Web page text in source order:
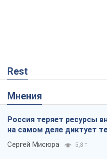
Rest
Мнения
Россия теряет ресурсы
на самом деле диктует
Сергей Мисюра 5,8 т.